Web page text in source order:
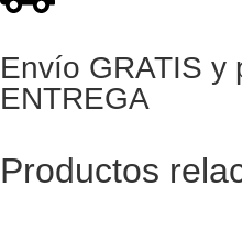
Envío GRATIS y
ENTREGA
Productos